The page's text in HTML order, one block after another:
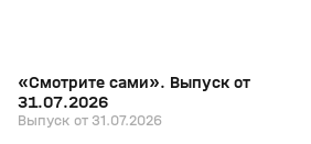
«Смотрите сами». Выпуск от
31.07.2026
Выпуск от 31.07.2026